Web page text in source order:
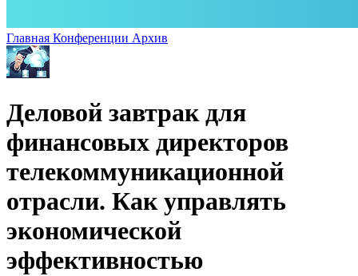
Главная Конференции Архив
Деловой завтрак для
финансовых директоров
телекоммуникационной
отрасли. Как управлять
экономической
эффективностью